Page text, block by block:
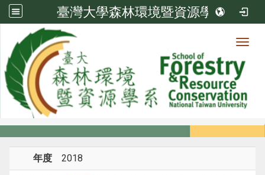
臺灣大學森林環境暨資源學系
系所成員
系所成員
年度 2018